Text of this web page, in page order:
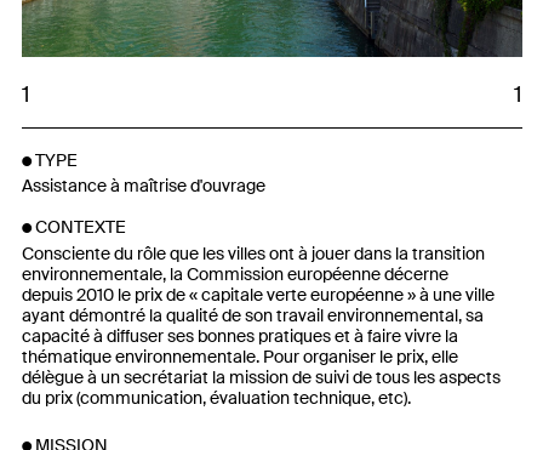
1 1
TYPE
Assistance à maîtrise d'ouvrage
CONTEXTE
Consciente du rôle que les villes ont à jouer dans la transition
environnementale, la Commission européenne décerne
depuis 2010 le prix de « capitale verte européenne » à une ville
ayant démontré la qualité de son travail environnemental, sa
capacité à diffuser ses bonnes pratiques et à faire vivre la
thématique environnementale. Pour organiser le prix, elle
délègue à un secrétariat la mission de suivi de tous les aspects
du prix (communication, évaluation technique, etc).
MISSION